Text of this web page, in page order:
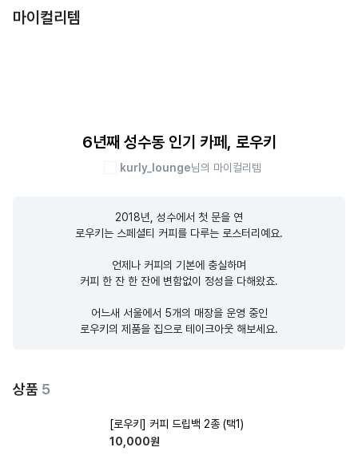
마이컬리템
6년째 성수동 인기 카페, 로우키
kurly_lounge님의 마이컬리템
2018년, 성수에서 첫 문을 연
로우키는 스페셜티 커피를 다루는 로스터리예요.
언제나 커피의 기본에 충실하며
커피 한 잔 한 잔에 변함없이 정성을 다해왔죠.
어느새 서울에서 5개의 매장을 운영 중인
로우키의 제품을 집으로 테이크아웃 해보세요.
상품 5
[로우키] 커피 드립백 2종 (택1)
10,000원